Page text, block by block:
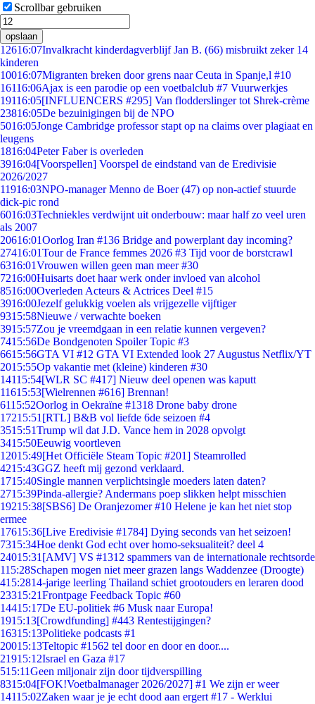
Scrollbar gebruiken
opslaan
12616:07Invalkracht kinderdagverblijf Jan B. (66) misbruikt zeker 14
kinderen
10016:07Migranten breken door grens naar Ceuta in Spanje,l #10
16116:06Ajax is een parodie op een voetbalclub #7 Vuurwerkjes
19116:05[INFLUENCERS #295] Van flodderslinger tot Shrek-crème
23816:05De bezuinigingen bij de NPO
5016:05Jonge Cambridge professor stapt op na claims over plagiaat en
leugens
1816:04Peter Faber is overleden
3916:04[Voorspellen] Voorspel de eindstand van de Eredivisie
2026/2027
11916:03NPO-manager Menno de Boer (47) op non-actief stuurde
dick-pic rond
6016:03Techniekles verdwijnt uit onderbouw: maar half zo veel uren
als 2007
20616:01Oorlog Iran #136 Bridge and powerplant day incoming?
27416:01Tour de France femmes 2026 #3 Tijd voor de borstcrawl
6316:01Vrouwen willen geen man meer #30
7216:00Huisarts doet haar werk onder invloed van alcohol
8516:00Overleden Acteurs & Actrices Deel #15
3916:00Jezelf gelukkig voelen als vrijgezelle vijftiger
9315:58Nieuwe / verwachte boeken
3915:57Zou je vreemdgaan in een relatie kunnen vergeven?
7415:56De Bondgenoten Spoiler Topic #3
6615:56GTA VI #12 GTA VI Extended look 27 Augustus Netflix/YT
2015:55Op vakantie met (kleine) kinderen #30
14115:54[WLR SC #417] Nieuw deel openen was kaputt
11615:53[Wielrennen #616] Brennan!
6115:52Oorlog in Oekraïne #1318 Drone baby drone
17215:51 [RTL] B&B vol liefde 6de seizoen #4
3515:51Trump wil dat J.D. Vance hem in 2028 opvolgt
3415:50Eeuwig voortleven
12015:49[Het Officiële Steam Topic #201] Steamrolled
4215:43GGZ heeft mij gezond verklaard.
1715:40Single mannen verplichtsingle moeders laten daten?
2715:39Pinda-allergie? Andermans poep slikken helpt misschien
19215:38[SBS6] De Oranjezomer #10 Helene je kan het niet stop
ermee
17615:36[Live Eredivisie #1784] Dying seconds van het seizoen!
7315:34Hoe denkt God echt over homo-seksualiteit? deel 4
24015:31 [AMV] VS #1312 spammers van de internationale rechtsorde
115:28Schapen mogen niet meer grazen langs Waddenzee (Droogte)
415:2814-jarige leerling Thailand schiet grootouders en leraren dood
23315:21Frontpage Feedback Topic #60
14415:17De EU-politiek #6 Musk naar Europa!
1915:13[Crowdfunding] #443 Rentestijgingen?
16315:13Politieke podcasts #1
20015:13Teltopic #1562 tel door en door en door....
21915:12Israel en Gaza #17
515:11Geen miljonair zijn door tijdverspilling
8315:04[FOK!Voetbalmanager 2026/2027] #1 We zijn er weer
14115:02Zaken waar je je echt dood aan ergert #17 - Werklui